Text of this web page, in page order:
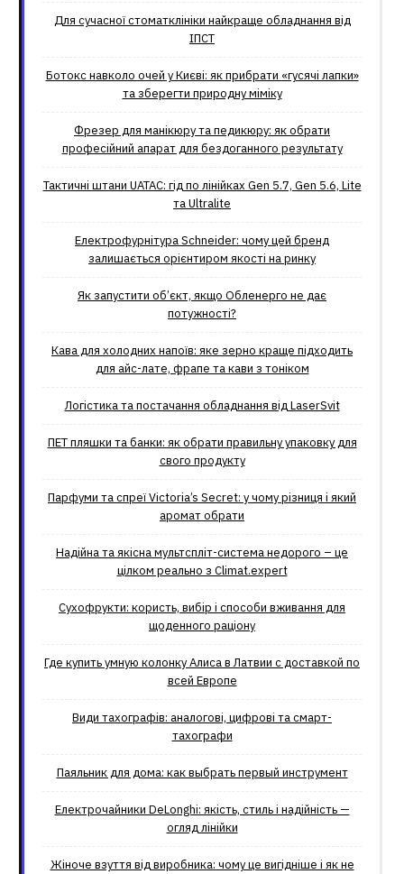
Для сучасної стоматклініки найкраще обладнання від
ІПСТ
Ботокс навколо очей у Києві: як прибрати «гусячі лапки»
та зберегти природну міміку
Фрезер для манікюру та педикюру: як обрати
професійний апарат для бездоганного результату
Тактичні штани UATAC: гід по лінійках Gen 5.7, Gen 5.6, Lite
та Ultralite
Електрофурнітура Schneider: чому цей бренд
залишається орієнтиром якості на ринку
Як запустити об’єкт, якщо Обленерго не дає
потужності?
Кава для холодних напоїв: яке зерно краще підходить
для айс-лате, фрапе та кави з тоніком
Логістика та постачання обладнання від LaserSvit
ПЕТ пляшки та банки: як обрати правильну упаковку для
свого продукту
Парфуми та спреї Victoria’s Secret: у чому різниця і який
аромат обрати
Надійна та якісна мультспліт-система недорого – це
цілком реально з Climat.еxpert
Сухофрукти: користь, вибір і способи вживання для
щоденного раціону
Где купить умную колонку Алиса в Латвии с доставкой по
всей Европе
Види тахографів: аналогові, цифрові та смарт-
тахографи
Паяльник для дома: как выбрать первый инструмент
Електрочайники DeLonghi: якість, стиль і надійність —
огляд лінійки
Жіноче взуття від виробника: чому це вигідніше і як не